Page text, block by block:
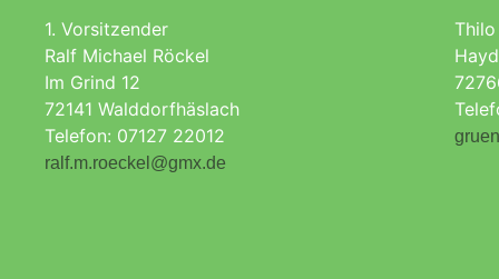
1. Vorsitzender
Ralf Michael Röckel
Im Grind 12
72141 Walddorfhäslach
Telefon: 07127 22012
ralf.m.roeckel@gmx.de